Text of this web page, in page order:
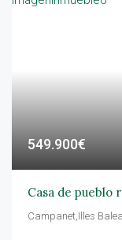
549.900€
Casa de
Campanet,Illes